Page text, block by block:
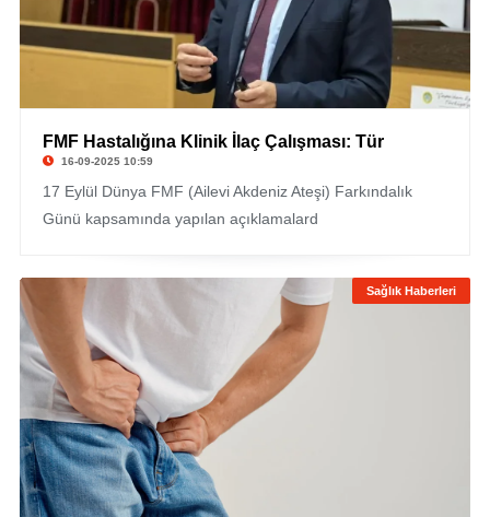
FMF Hastalığına Klinik İlaç Çalışması: Tür
16-09-2025 10:59
17 Eylül Dünya FMF (Ailevi Akdeniz Ateşi) Farkındalık
Günü kapsamında yapılan açıklamalard
Sağlık Haberleri